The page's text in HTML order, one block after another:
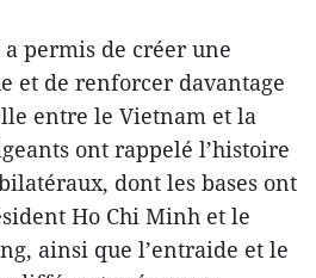
permis de créer une
et de renforcer davantage
entre le Vietnam et la
ont rappelé l’histoire
dont les bases ont
Ho Chi Minh et le
ainsi que l’entraide et le